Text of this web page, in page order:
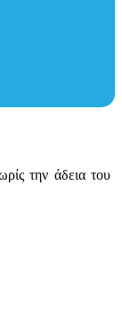
την άδεια του